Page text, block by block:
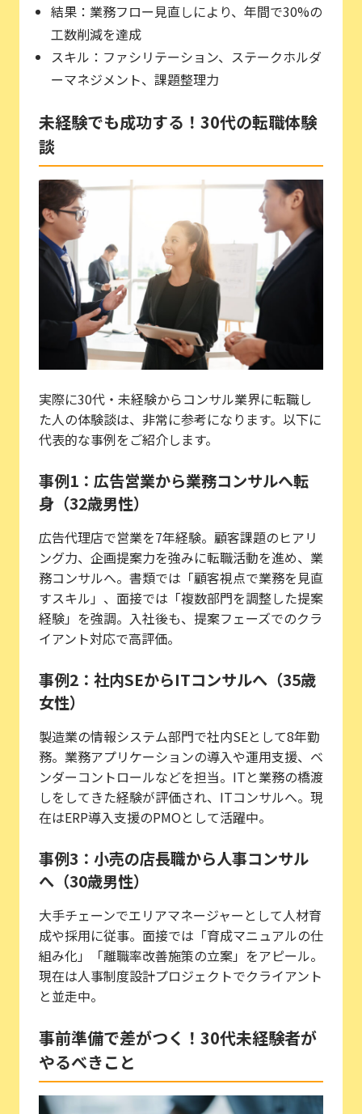
結果：業務フロー見直しにより、年間で30%の
工数削減を達成
スキル：ファシリテーション、ステークホルダ
ーマネジメント、課題整理力
未経験でも成功する！30代の転職体験
談
実際に30代・未経験からコンサル業界に転職し
た人の体験談は、非常に参考になります。以下に
代表的な事例をご紹介します。
事例1：広告営業から業務コンサルへ転
身（32歳男性）
広告代理店で営業を7年経験。顧客課題のヒアリ
ング力、企画提案力を強みに転職活動を進め、業
務コンサルへ。書類では「顧客視点で業務を見直
すスキル」、面接では「複数部門を調整した提案
経験」を強調。入社後も、提案フェーズでのクラ
イアント対応で高評価。
事例2：社内SEからITコンサルへ（35歳
女性）
製造業の情報システム部門で社内SEとして8年勤
務。業務アプリケーションの導入や運用支援、ベ
ンダーコントロールなどを担当。ITと業務の橋渡
しをしてきた経験が評価され、ITコンサルへ。現
在はERP導入支援のPMOとして活躍中。
事例3：小売の店長職から人事コンサル
へ（30歳男性）
大手チェーンでエリアマネージャーとして人材育
成や採用に従事。面接では「育成マニュアルの仕
組み化」「離職率改善施策の立案」をアピール。
現在は人事制度設計プロジェクトでクライアント
と並走中。
事前準備で差がつく！30代未経験者が
やるべきこと